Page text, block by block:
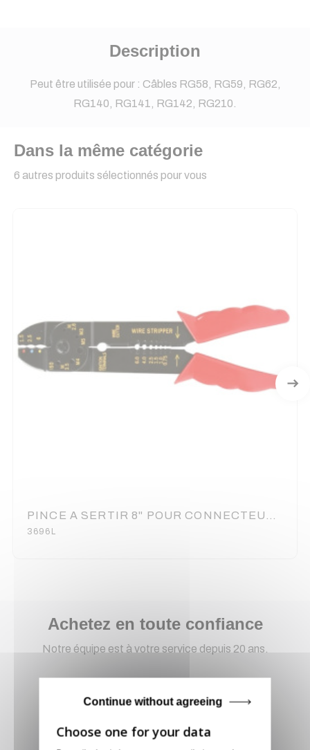
Description
Peut être utilisée pour : Câbles RG58, RG59, RG62,
RG140, RG141, RG142, RG210.
Dans la même catégorie
6 autres produits sélectionnés pour vous
3696L
Achetez en toute confiance
Notre équipe est à votre service depuis 20 ans.
Livraison via GLS
Retirer vos produits
directement en magasin ou
Continue without agreeing